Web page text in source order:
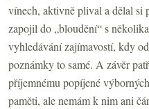
vínech, aktivně plival a dělal si
zapojil do „bloudění“ s
vyhledávání zajímavostí, kdy
poznámky to samé. A závěr
příjemnému popíjené
paměti, ale nemám k nim ani